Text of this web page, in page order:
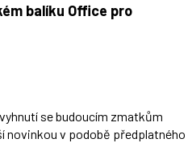
balíku Office pro
se budoucím zmatkům
novinkou v podobě předplatného